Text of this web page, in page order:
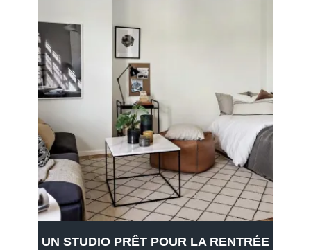
UN STUDIO PRÊT POUR LA RENTRÉE